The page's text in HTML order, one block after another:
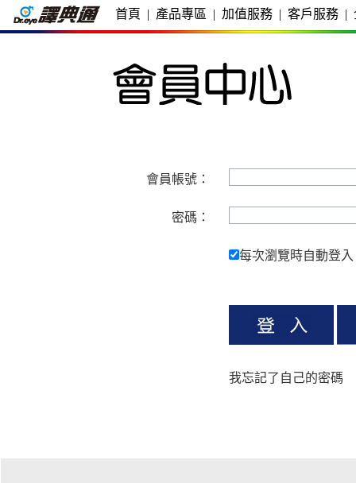
首頁 | 產品專區 | 加值服務 | 客戶服務 |
會員帳號：
密碼：
每次瀏覽時自動登入
我忘記了自己的密碼